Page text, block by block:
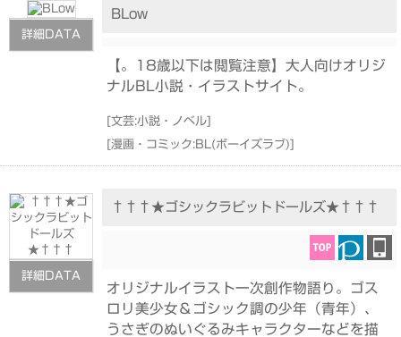
詳細DATA
BLow
【。18歳以下は閲覧注意】大人向けオリジ
ナルBL小説・イラストサイト。
[文芸:小説・ノベル]
[漫画・コミック:BL(ボーイズラブ)]
詳細DATA
†††★ゴシックラビットドールズ★†††
オリジナルイラスト一次創作物語り。ゴス
ロリ美少女＆ゴシック調の少年（青年）、
うさぎのぬいぐるみキャラクターなどを描